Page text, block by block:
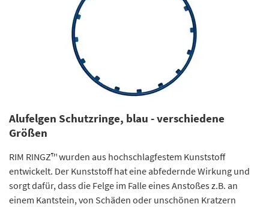
Alufelgen Schutzringe, blau - verschiedene
Größen
RIM RINGZ™ wurden aus hochschlagfestem Kunststoff
entwickelt. Der Kunststoff hat eine abfedernde Wirkung und
sorgt dafür, dass die Felge im Falle eines Anstoßes z.B. an
einem Kantstein, von Schäden oder unschönen Kratzern